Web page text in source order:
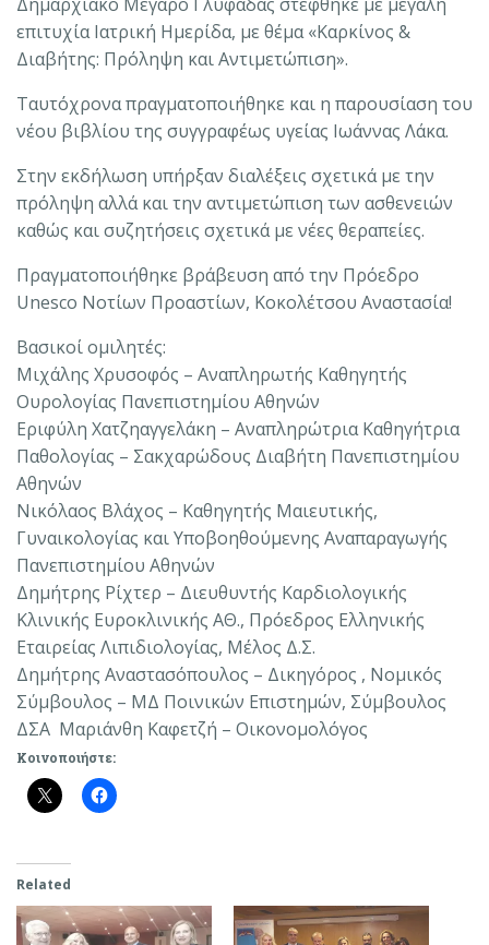
επιτυχία Ιατρική Ημερίδα, με θέμα «Καρκίνος &
Διαβήτης: Πρόληψη και Αντιμετώπιση».
Ταυτόχρονα πραγματοποιήθηκε και η παρουσίαση του
νέου βιβλίου της συγγραφέως υγείας Ιωάννας Λάκα.
Στην εκδήλωση υπήρξαν διαλέξεις σχετικά με την
πρόληψη αλλά και την αντιμετώπιση των ασθενειών
καθώς και συζητήσεις σχετικά με νέες θεραπείες.
Πραγματοποιήθηκε βράβευση από την Πρόεδρο
Unesco Νοτίων Προαστίων, Κοκολέτσου Αναστασία!
Βασικοί ομιλητές:
Μιχάλης Χρυσοφός – Αναπληρωτής Καθηγητής
Ουρολογίας Πανεπιστημίου Αθηνών
Εριφύλη Χατζηαγγελάκη – Αναπληρώτρια Καθηγήτρια
Παθολογίας – Σακχαρώδους Διαβήτη Πανεπιστημίου
Αθηνών
Νικόλαος Βλάχος – Καθηγητής Μαιευτικής,
Γυναικολογίας και Υποβοηθούμενης Αναπαραγωγής
Πανεπιστημίου Αθηνών
Δημήτρης Ρίχτερ – Διευθυντής Καρδιολογικής
Κλινικής Ευροκλινικής ΑΘ., Πρόεδρος Ελληνικής
Εταιρείας Λιπιδιολογίας, Μέλος Δ.Σ.
Δημήτρης Αναστασόπουλος – Δικηγόρος , Νομικός
Σύμβουλος – ΜΔ Ποινικών Επιστημών, Σύμβουλος
ΔΣΑ Μαριάνθη Καφετζή – Οικονομολόγος
Κοινοποιήστε:
Related